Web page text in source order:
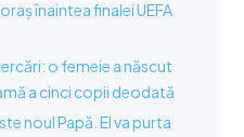
înaintea finalei UEFA
o femeie a născut
a cinci copii deodată
noul Papă. El va purta